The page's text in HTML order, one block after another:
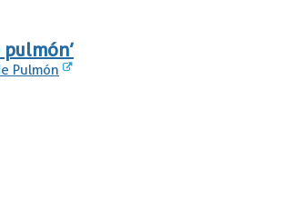
Pulmón